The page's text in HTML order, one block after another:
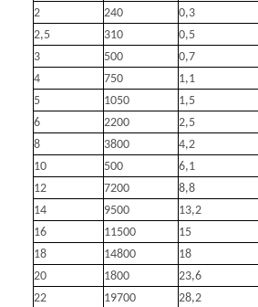
2
240 0,3
2,5
310 0,5
3
500 0,7
4
750 1,1
5
1050 1,5
6
2200 2,5
8
3800 4,2
10
500 6,1
12
7200 8,8
14
9500 13,2
16
11500 15
18
14800 18
20
1800 23,6
22
19700 28,2